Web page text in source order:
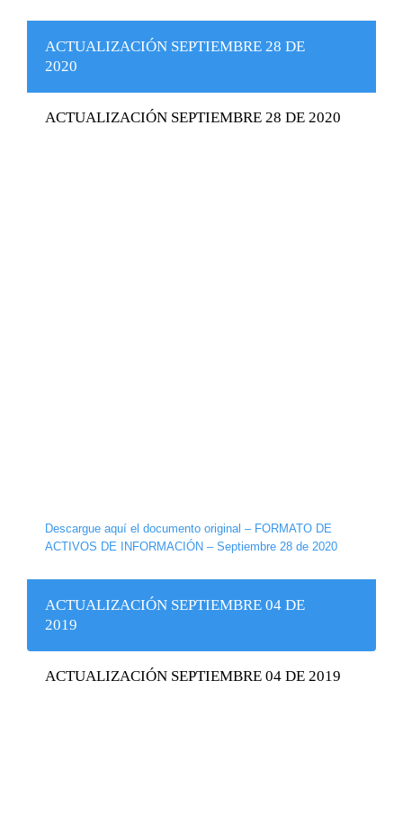
ACTUALIZACIÓN SEPTIEMBRE 28 DE
2020
ACTUALIZACIÓN SEPTIEMBRE 28 DE 2020
Descargue aquí el documento original – FORMATO DE
ACTIVOS DE INFORMACIÓN – Septiembre 28 de 2020
ACTUALIZACIÓN SEPTIEMBRE 04 DE
2019
ACTUALIZACIÓN SEPTIEMBRE 04 DE 2019